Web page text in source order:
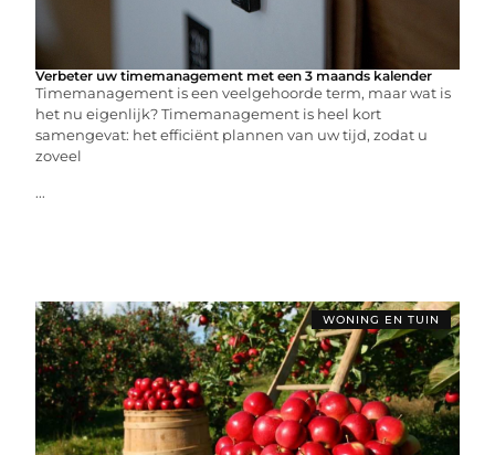
Verbeter uw timemanagement met een 3 maands kalender
Timemanagement is een veelgehoorde term, maar wat is
het nu eigenlijk? Timemanagement is heel kort
samengevat: het efficiënt plannen van uw tijd, zodat u
zoveel
...
WONING EN TUIN